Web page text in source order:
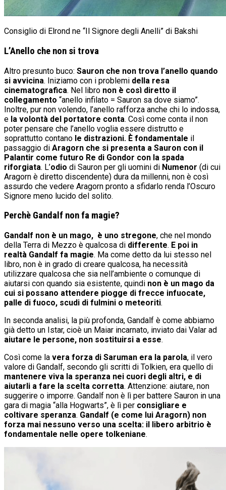
Consiglio di Elrond ne “Il Signore degli Anelli” di Bakshi
L’Anello che non si trova
Altro presunto buco: Sauron che non trova l’anello quando
si avvicina. Iniziamo con i problemi della resa
cinematografica. Nel libro non è così diretto il
collegamento “anello infilato = Sauron sa dove siamo”.
Inoltre, pur non volendo, l’anello rafforza anche chi lo indossa,
e la volontà del portatore conta. Così come conta il non
poter pensare che l’anello voglia essere distrutto e
soprattutto contano le distrazioni. È fondamentale il
passaggio di Aragorn che si presenta a Sauron con il
Palantir come futuro Re di Gondor con la spada
riforgiata. L’odio di Sauron per gli uomini di Numenor (di cui
Aragorn è diretto discendente) dura da millenni, non è così
assurdo che vedere Aragorn pronto a sfidarlo renda l’Oscuro
Signore meno lucido del solito.
Perchè Gandalf non fa magie?
Gandalf non è un mago, è uno stregone, che nel mondo
della Terra di Mezzo è qualcosa di differente. E poi in
realtà Gandalf fa magie. Ma come detto da lui stesso nel
libro, non è in grado di creare qualcosa, ha necessità
utilizzare qualcosa che sia nell’ambiente o comunque di
aiutarsi con quando sia esistente, quindi non è un mago da
cui si possano attendere piogge di frecce infuocate,
palle di fuoco, scudi di fulmini o meteoriti.
In seconda analisi, la più profonda, Gandalf è come abbiamo
già detto un Istar, cioè un Maiar incarnato, inviato dai Valar ad
aiutare le persone, non sostituirsi a esse.
Così come la vera forza di Saruman era la parola, il vero
valore di Gandalf, secondo gli scritti di Tolkien, era quello di
mantenere viva la speranza nei cuori degli altri, e di
aiutarli a fare la scelta corretta. Attenzione: aiutare, non
suggerire o imporre. Gandalf non è lì per battere Sauron in una
gara di magia “alla Hogwarts”, è lì per consigliare e
coltivare speranza. Gandalf (e come lui Aragorn) non
forza mai nessuno verso una scelta: il libero arbitrio è
fondamentale nelle opere tolkeniane.